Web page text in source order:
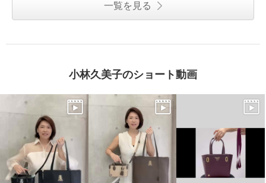
一覧を見る
小林久美子のショート動画